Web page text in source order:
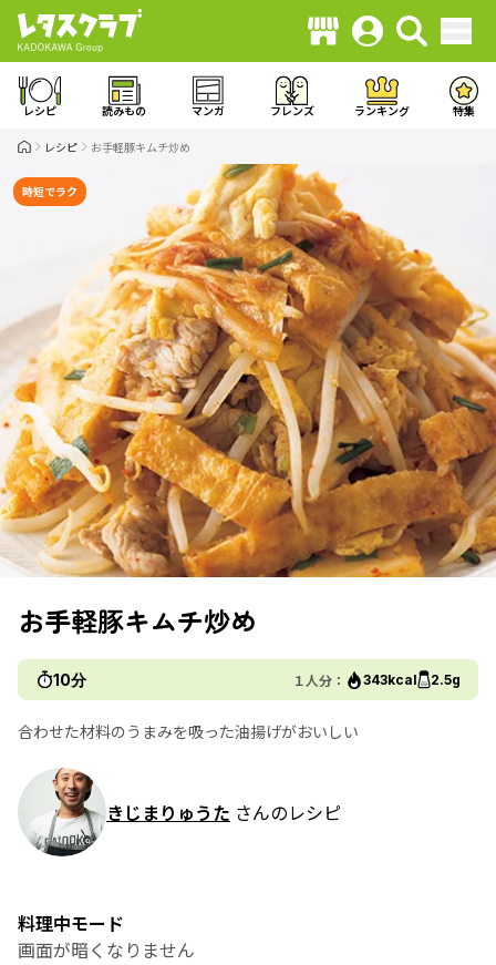
レシピ 読みもの マンガ フレンズ ランキング 特集
レシピ お手軽豚キムチ炒め
時短でラク
お手軽豚キムチ炒め
10分 １人分： 343kcal 2.5g
合わせた材料のうまみを吸った油揚げがおいしい
きじまりゅうた さんのレシピ
料理中モード
画面が暗くなりません